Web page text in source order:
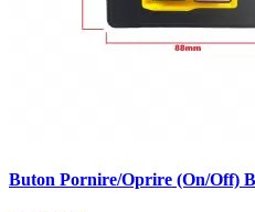
Buton Pornire/Oprire (On/Off)